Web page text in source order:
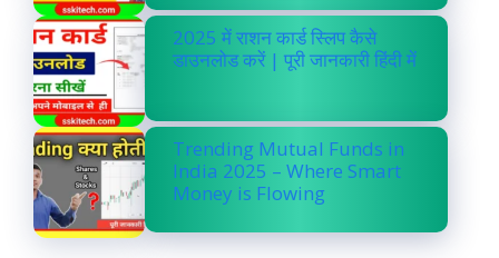
2025 में राशन कार्ड स्लिप कैसे
डाउनलोड करें | पूरी जानकारी हिंदी में
Trending Mutual Funds in
India 2025 – Where Smart
Money is Flowing